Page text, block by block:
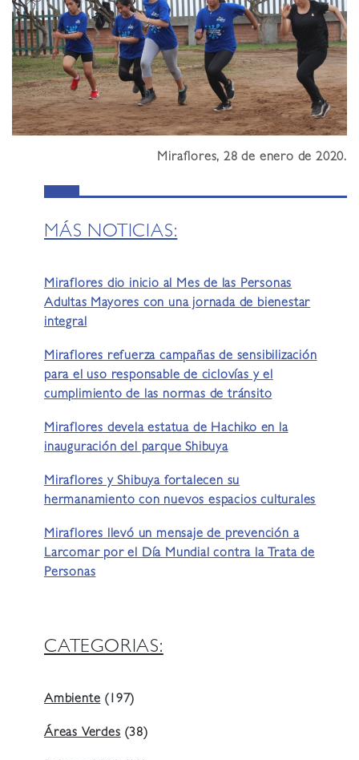
Miraflores, 28 de enero de 2020.
MÁS NOTICIAS:
Miraflores dio inicio al Mes de las Personas
Adultas Mayores con una jornada de bienestar
integral
Miraflores refuerza campañas de sensibilización
para el uso responsable de ciclovías y el
cumplimiento de las normas de tránsito
Miraflores devela estatua de Hachiko en la
inauguración del parque Shibuya
Miraflores y Shibuya fortalecen su
hermanamiento con nuevos espacios culturales
Miraflores llevó un mensaje de prevención a
Larcomar por el Día Mundial contra la Trata de
Personas
CATEGORIAS:
Ambiente(197)
Áreas Verdes(38)